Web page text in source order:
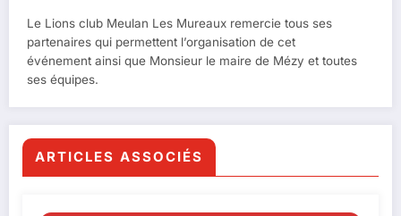
Le Lions club Meulan Les Mureaux remercie tous ses
partenaires qui permettent l’organisation de cet
événement ainsi que Monsieur le maire de Mézy et toutes
ses équipes.
ARTICLES ASSOCIÉS